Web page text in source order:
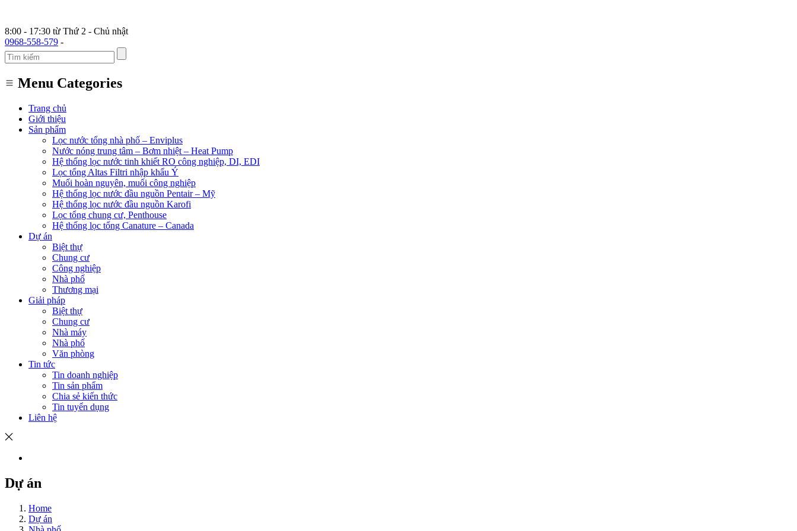
8:00 - 17:30 từ Thứ 2 - Chủ nhật
0968-558-579 -
Menu Categories
Trang chủ
Giới thiệu
Sản phẩm
Lọc nước tổng nhà phố – Enviplus
Nước nóng trung tâm – Bơm nhiệt – Heat Pump
Hệ thống lọc nước tinh khiết RO công nghiệp, DI, EDI
Lọc tổng Altas Filtri nhập khẩu Ý
Muối hoàn nguyên, muối công nghiệp
Hệ thống lọc nước đầu nguồn Pentair – Mỹ
Hệ thống lọc nước đầu nguồn Karofi
Lọc tổng chung cư, Penthouse
Hệ thống lọc tổng Canature – Canada
Dự án
Biệt thự
Chung cư
Công nghiệp
Nhà phố
Thương mại
Giải pháp
Biệt thự
Chung cư
Nhà máy
Nhà phố
Văn phòng
Tin tức
Tin doanh nghiệp
Tin sản phẩm
Chia sẻ kiến thức
Tin tuyển dụng
Liên hệ
Dự án
Home
Dự án